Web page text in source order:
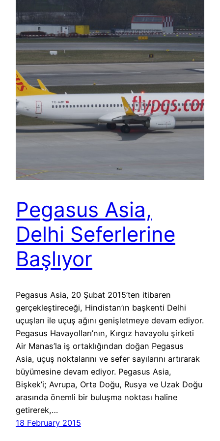
Pegasus Asia,
Delhi Seferlerine
Başlıyor
Pegasus Asia, 20 Şubat 2015’ten itibaren
gerçekleştireceği, Hindistan’ın başkenti Delhi
uçuşları ile uçuş ağını genişletmeye devam ediyor.
Pegasus Havayolları’nın, Kırgız havayolu şirketi
Air Manas’la iş ortaklığından doğan Pegasus
Asia, uçuş noktalarını ve sefer sayılarını artırarak
büyümesine devam ediyor. Pegasus Asia,
Bişkek’i; Avrupa, Orta Doğu, Rusya ve Uzak Doğu
arasında önemli bir buluşma noktası haline
getirerek,…
18 February 2015